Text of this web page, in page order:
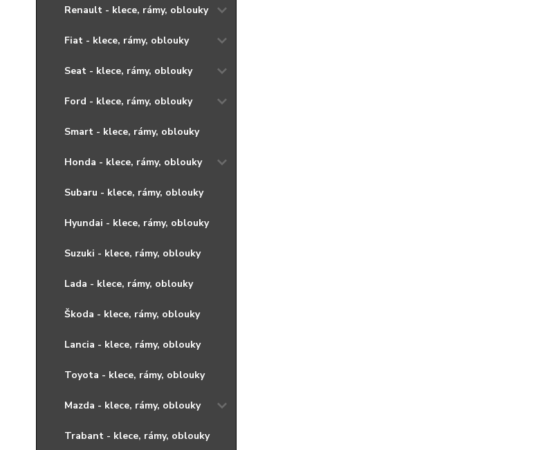
Renault - klece, rámy, oblouky
Fiat - klece, rámy, oblouky
Seat - klece, rámy, oblouky
Ford - klece, rámy, oblouky
Smart - klece, rámy, oblouky
Honda - klece, rámy, oblouky
Subaru - klece, rámy, oblouky
Hyundai - klece, rámy, oblouky
Suzuki - klece, rámy, oblouky
Lada - klece, rámy, oblouky
Škoda - klece, rámy, oblouky
Lancia - klece, rámy, oblouky
Toyota - klece, rámy, oblouky
Mazda - klece, rámy, oblouky
Trabant - klece, rámy, oblouky